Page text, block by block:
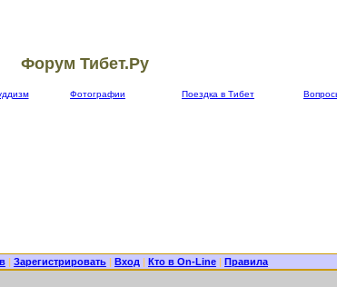
Форум Тибет.Ру
Фотографии Поездка в Тибет
| Зарегистрировать | Вход | Кто в On-Line | Правила